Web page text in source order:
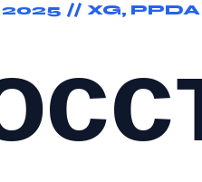
2025 // XG, PPDA